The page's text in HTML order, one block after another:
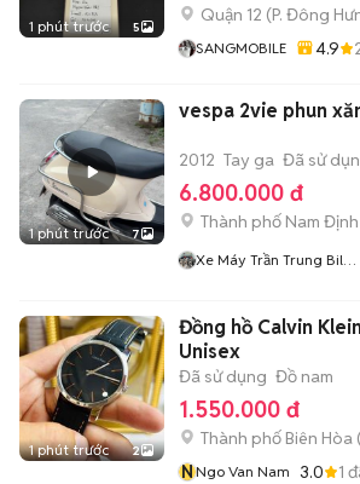
1 phút trước 5
Quận 12 (P. Đông
SANGMOBILE 4.9
1 phút trước 7
vespa 2vie phun
2012 Tay ga Đã sử
6.800.000 đ
Thành phố Nam Định
Xe Máy Trần Trung Bil
1 phút trước 2
Đồng hồ Calvin
Unisex
Đã sử dụng Đồ nam
1.550.000 đ
Thành phố Biên Hòa
NNgo Van Nam 3.0 1